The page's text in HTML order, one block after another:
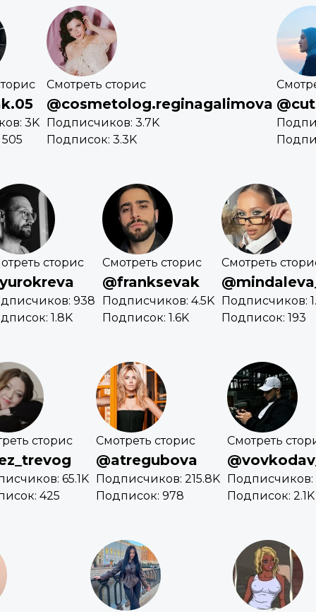
3K
Смотреть сторис
@cosmetolog.reginagalimova
Подписчиков: 3.7K
Подписок: 3.3K
сторис
938
1.8K
Смотреть сторис
@franksevak
Подписчиков: 4.5K
Подписок: 1.6K
Смотреть
Подписчиков:
Подписок: 193
сторис
65.1K
425
Смотреть сторис
@atregubova
Подписчиков: 215.8K
Подписок: 978
Смотреть
Подписчиков:
Подписок: 2.1K